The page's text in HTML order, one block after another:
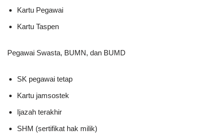
Kartu Pegawai
Kartu Taspen
Pegawai Swasta, BUMN, dan BUMD
SK pegawai tetap
Kartu jamsostek
Ijazah terakhir
SHM (sertifikat hak milik)